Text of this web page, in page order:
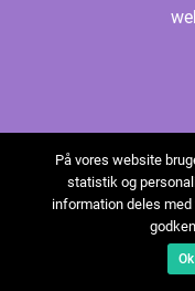
På vores website
statistik og
information deles
Ok